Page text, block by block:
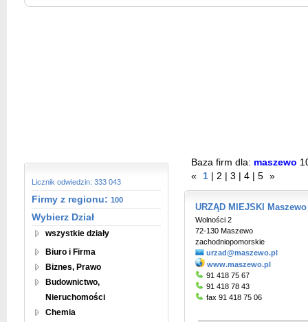
Licznik odwiedzin: 333 043
Firmy z regionu: 100
Wybierz Dział
wszystkie działy
Biuro i Firma
Biznes, Prawo
Budownictwo,
Nieruchomości
Chemia
Baza firm dla: maszewo
«
1 2 3 4 5 »
URZĄD MIEJSKI Maszewo
Wolności 2
72-130 Maszewo
zachodniopomorskie
urzad@maszewo.pl
www.maszewo.pl
91 418 75 67
91 418 78 43
fax 91 418 75 06